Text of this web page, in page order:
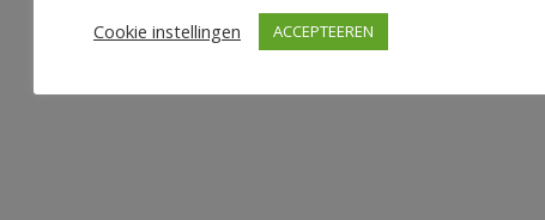
Cookie instellingen
ACCEPTEEREN